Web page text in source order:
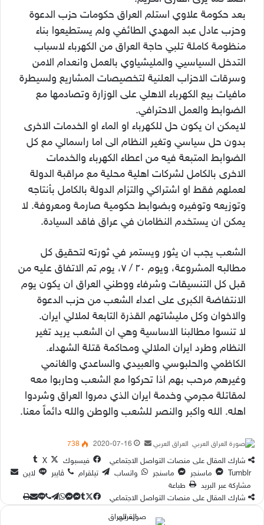
بعد حكومة علاوي استلم العراق حكومات حزب الدعوة
وحزب عادل عبد المهدي الطائفي ولم يستطيعوا بناء
منظومة كاملة تلبي حاجة العراق من الكهرباء لاسباب
التدخل السياسيي والمليشياوي بالعمل وانعدام الامن
وسرقات الاحزاب العلنية لتخصيصات المشاريع ولسيطرة
مافيات بيع الكهرباء الاهلي على الوزارة وتصادمها مع
الضوابط والعمل الاحترافي.
لايمكن ان يكون حل للكهرباء او الماء او الخدمات الاخرى
بدون حل سياسي وتغير النظام الى اما راسمالي مع كل
الضوابط المتبعة فيه من اعطاء الكهرباء والخدمات
الاخرى بالكامل لشركات اهلية محلية مع مراقبة الدولة
لعملهم فقط او اشتراكي والتزام الدولة بالكامل بأنتاجه
وتوزيعه وتوفيره وبضوابط حكومية صارمة ومعروفة. لا
يمكن ان يستخدم النظامان في عراق فاقد السيادة.
الشعب يجب ان يثور ويستمر في ثورته لتحقيق كل
مطالبه المشروعة، ويوم ٢٠ / ٧، يوم تم الاتفاق عليه من
قبل كل التنسيقات وشرفاء ووطني العراق ان يكون يوم
الانتفاضة الكبرى على اعداء الشعب من حزب الدعوة
والاخوان وكل مليشاتهم القذرة التابعة لملالي ايران.
لا تنسوا مطالبنا الاساسية وهي ان الشعب يريد تغير
النظام وطرد ايران الملالي ومحاكمة قتلة الشهداء.
الكاظمي والحلبوسي والعبيدي والساعدي والغانمي
وغيرهم مرحب بهم اذا تحركوا مع الشعب وحاربوا معه
لمقاتلة مجرمي وخدمة ايران الذي دمروا العراق وشردوا
اهله. الله واكبر والنصر للشعب والوطن والله دائماً معنا.
العراق العربي
أرسل
بريدا
إلكترونيا
2020-07-16
738
شارك المقال على منصات التواصل الاجتماعي فيسبوك
‫X
ماسنجر ماسنجر واتساب تيلقرام ڤايبر
لاين
مشاركة عبر البريد
طباعة
شارك المقال على منصات التواصل الاجتماعي
‫Xماسنجر
ماسنجر
واتساب
تيلقرام
ڤايبر
لاين
مشاركة
طباعة